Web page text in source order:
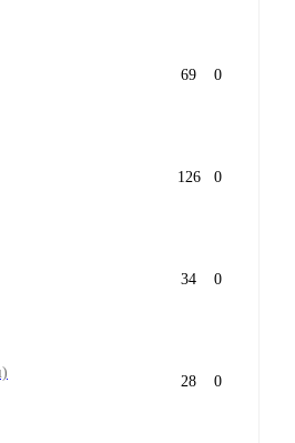
69 0
126 0
34 0
28 0